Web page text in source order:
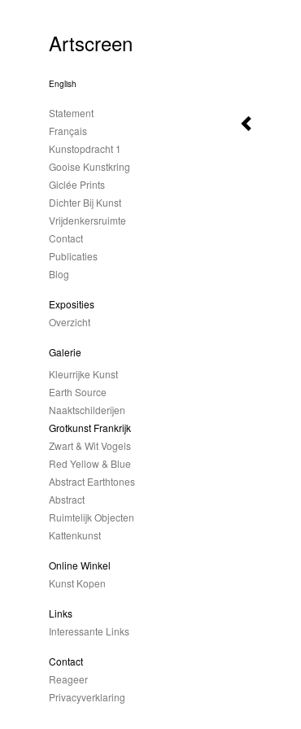
Artscreen
English
Statement
Français
Kunstopdracht 1
Gooise Kunstkring
Giclée Prints
Dichter Bij Kunst
Vrijdenkersruimte
Contact
Publicaties
Blog
Exposities
Overzicht
Galerie
Kleurrijke Kunst
Earth Source
Naaktschilderijen
Grotkunst Frankrijk
Zwart & Wit Vogels
Red Yellow & Blue
Abstract Earthtones
Abstract
Ruimtelijk Objecten
Kattenkunst
Online Winkel
Kunst Kopen
Links
Interessante Links
Contact
Reageer
Privacyverklaring